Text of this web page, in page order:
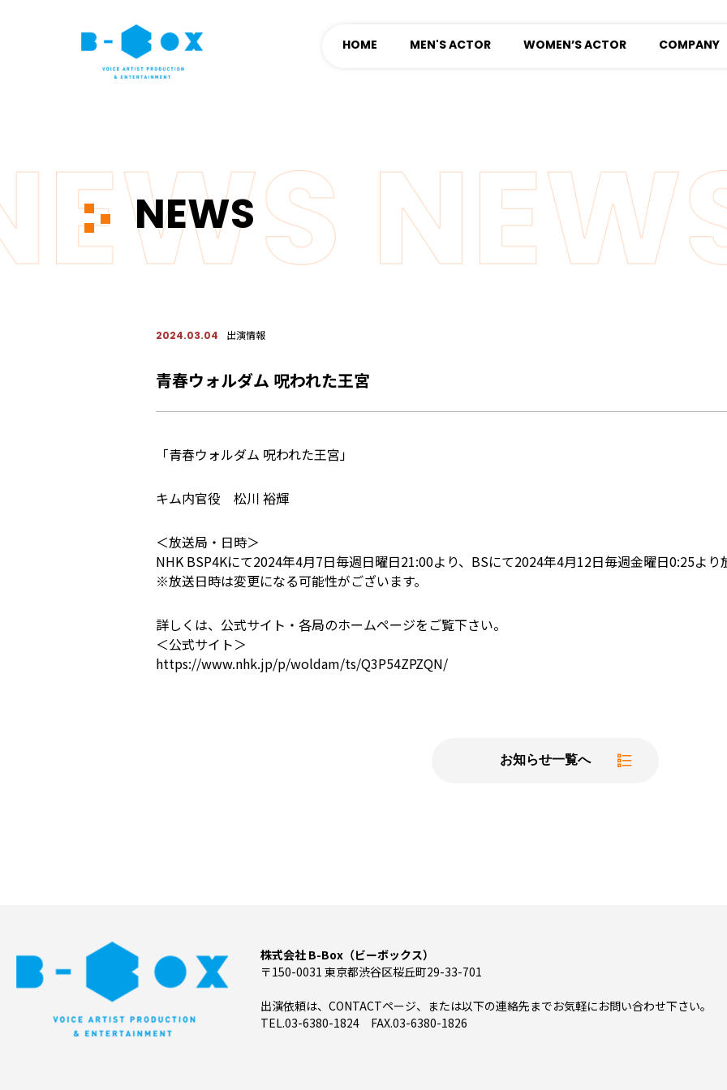
HOME MEN'S ACTOR WOMEN’S ACTOR COMPANY
NEWS
2024.03.04 出演情報
青春ウォルダム 呪われた王宮
「青春ウォルダム 呪われた王宮」
キム内官役 松川 裕輝
＜放送局・日時＞
NHK BSP4Kにて2024年4月7日毎週日曜日21:00より、BSにて2024年4月12日毎週金曜日0:25より
※放送日時は変更になる可能性がございます。
詳しくは、公式サイト・各局のホームページをご覧下さい。
＜公式サイト＞
https://www.nhk.jp/p/woldam/ts/Q3P54ZPZQN/
お知らせ一覧へ
株式会社 B-Box（ビーボックス）
〒150-0031 東京都渋谷区桜丘町29-33-701
出演依頼は、CONTACTページ、または以下の連絡先までお気軽にお問い合わせ下さい。
TEL.03-6380-1824 FAX.03-6380-1826